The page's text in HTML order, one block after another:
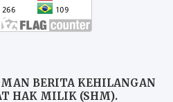
BERITA KEHILANGAN
HAK MILIK (SHM).